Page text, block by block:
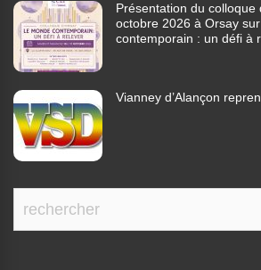
Présentation du colloque
octobre 2026 à Orsay
contemporain : un défi à
Vianney d’Alançon